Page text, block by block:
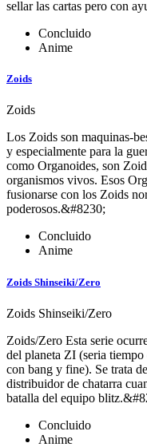
sellar las cartas pero con
Concluido
Anime
Zoids
Zoids
Los Zoids son maquinas-
y especialmente para la
como Organoides, son
organismos vivos. Esos
fusionarse con los Zoids
poderosos.&#8230;
Concluido
Anime
Zoids Shinseiki/Zero
Zoids Shinseiki/Zero
Zoids/Zero Esta serie
del planeta ZI (seria tiempo
con bang y fine). Se trata
distribuidor de chatarra
batalla del equipo
Concluido
Anime